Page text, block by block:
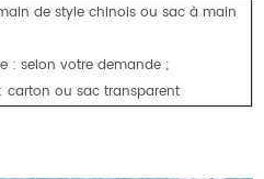
de style chinois ou sac à main
: selon votre demande ;
carton ou sac transparent